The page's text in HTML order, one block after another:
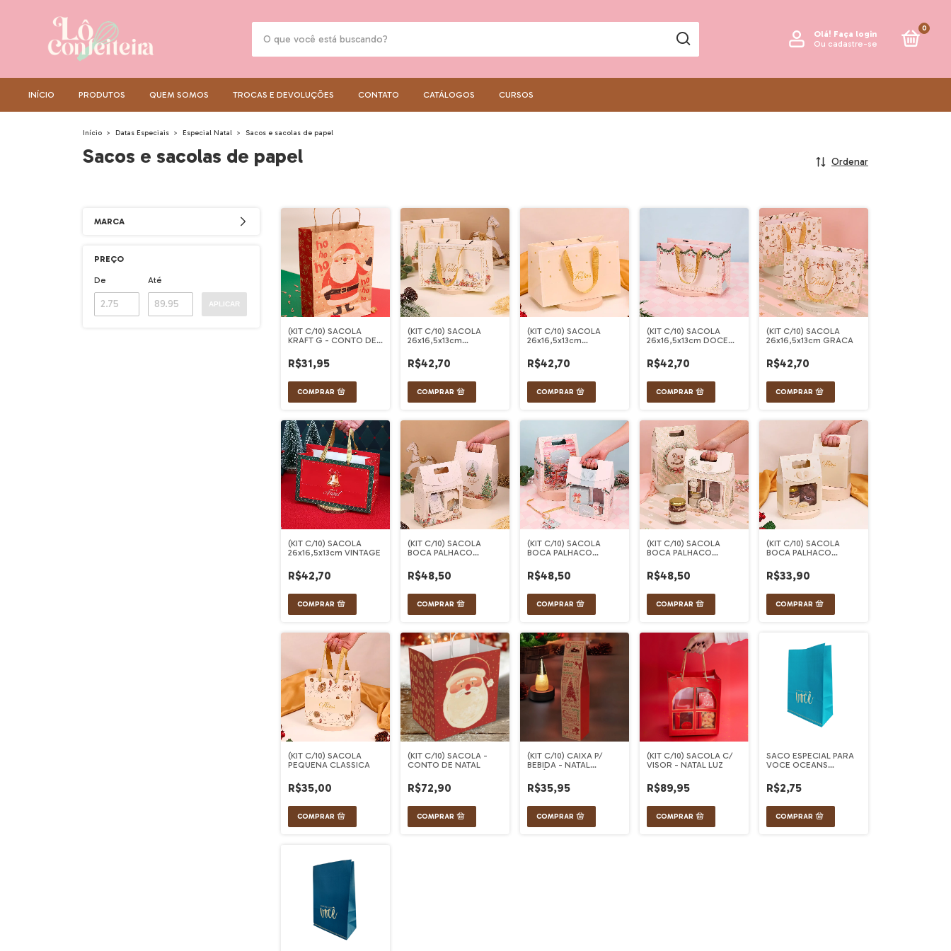
Olá! Faça login
Ou cadastre-se
0
INÍCIO PRODUTOS QUEM SOMOS TROCAS E DEVOLUÇÕES CONTATO CATÁLOGOS CURSOS
Início > Datas Especiais > Especial Natal > Sacos e sacolas de papel
Sacos e sacolas de papel Ordenar
MARCA
PREÇO
De Até
APLICAR
(KIT C/10) SACOLA
KRAFT G - CONTO DE
R$31,95
(KIT C/10) SACOLA
26x16,5x13cm
R$42,70
(KIT C/10) SACOLA
26x16,5x13cm
R$42,70
(KIT C/10) SACOLA
26x16,5x13cm DOCE
R$42,70
(KIT C/10) SACOLA
26x16,5x13cm GRACA
R$42,70
(KIT C/10) SACOLA
26x16,5x13cm VINTAGE
R$42,70
(KIT C/10) SACOLA
BOCA PALHACO
CANDURA
R$48,50
(KIT C/10) SACOLA
BOCA PALHACO
NATAL
R$48,50
(KIT C/10) SACOLA
BOCA PALHACO
GRACA
R$48,50
(KIT C/10) SACOLA
BOCA PALHACO
R$33,90
(KIT C/10) SACOLA
PEQUENA CLASSICA
R$35,00
(KIT C/10) SACOLA -
CONTO DE NATAL
R$72,90
(KIT C/10) CAIXA P/
BEBIDA - NATAL
R$35,95
(KIT C/10) SACOLA C/
VISOR - NATAL LUZ
R$89,95
SACO ESPECIAL PARA
VOCE OCEANS
R$2,75